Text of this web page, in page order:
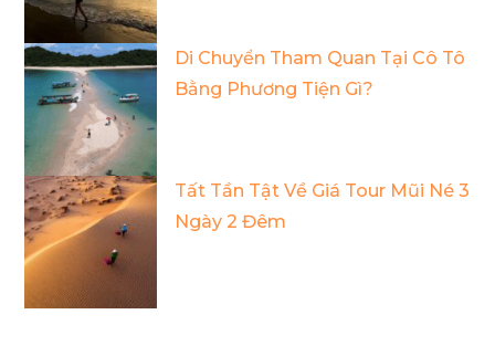
Di Chuyển Tham Quan Tại Cô Tô
Bằng Phương Tiện Gì?
Tất Tần Tật Về Giá Tour Mũi Né 3
Ngày 2 Đêm